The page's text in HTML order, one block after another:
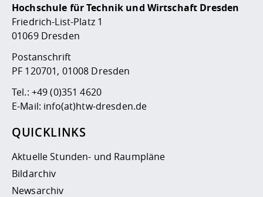
Hochschule für Technik und Wirtschaft Dresden
Friedrich-List-Platz 1
01069 Dresden
Postanschrift
PF 120701, 01008 Dresden
Tel.: +49 (0)351 4620
E-Mail: info(at)htw-dresden.de
QUICKLINKS
Aktuelle Stunden- und Raumpläne
Bildarchiv
Newsarchiv